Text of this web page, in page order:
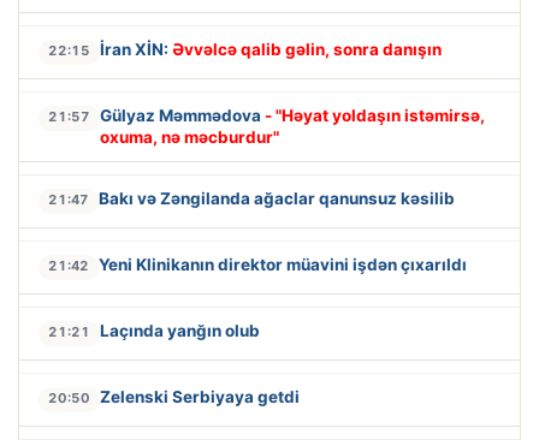
22:15 İran XİN: Əvvəlcə qalib gəlin, sonra danışın
21:57 Gülyaz Məmmədova - "Həyat yoldaşın istəmirsə,
oxuma, nə məcburdur"
21:47 Bakı və Zəngilanda ağaclar qanunsuz kəsilib
21:42 Yeni Klinikanın direktor müavini işdən çıxarıldı
21:21 Laçında yanğın olub
20:50 Zelenski Serbiyaya getdi